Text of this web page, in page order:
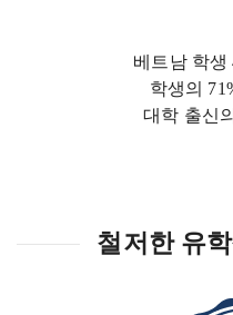
베트남 학생
학생의
대학 출신
철저한 유